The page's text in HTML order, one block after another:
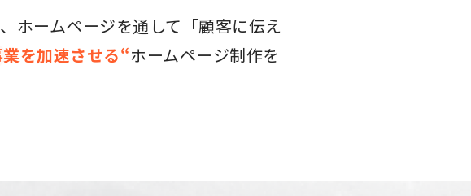
ホームページを通して「顧客に伝え
を加速させる“ホームページ制作を